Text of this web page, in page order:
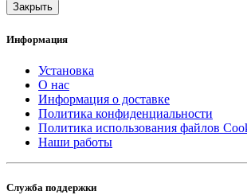
Закрыть
Информация
Установка
О нас
Информация о доставке
Политика конфиденциальности
Политика использования файлов
Наши работы
Служба поддержки